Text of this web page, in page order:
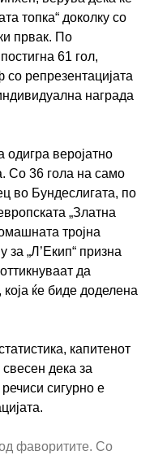
топка“ доколку со
првак. По
61 гол,
репрезентацијата
награда
одигра веројатно
Со 36 гола на само
во Бундеслигата, по
„Златна
тројна
„Л’Eкип“ призна
да
која ќе биде доделена
капитенот
свесен дека за
сигурно е
фаворитите. Со